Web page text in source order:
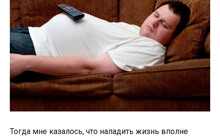
Тогда мне казалось, что наладить жизнь вполне